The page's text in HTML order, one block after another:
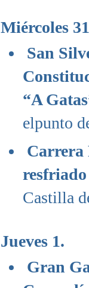
Miércoles
San
“A
elpunto
Carrera
resfriado
Castilla
Jueves 1.
Gran